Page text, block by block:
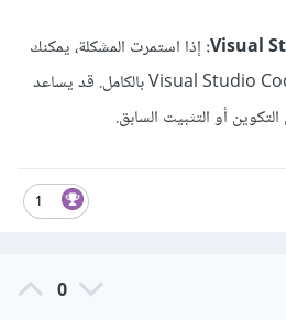
إذا استمرت المشكلة، يمكنك
محاولة إعادة تثبيت برنامج Visual Studio Code بالكامل. قد يساعد
أو التثبيت السابق.
1
0